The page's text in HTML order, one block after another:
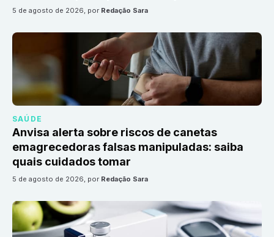
5 de agosto de 2026, por Redação Sara
SAÚDE
Anvisa alerta sobre riscos de canetas
emagrecedoras falsas manipuladas: saiba
quais cuidados tomar
5 de agosto de 2026, por Redação Sara